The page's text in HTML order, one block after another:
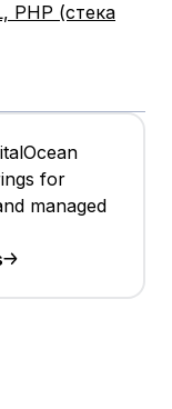
PHP (стека
for
managed